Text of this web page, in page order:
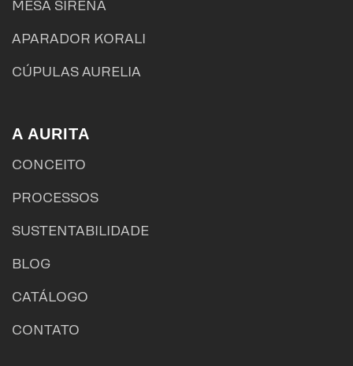
MESA SIRENA
APARADOR KORALI
CÚPULAS AURELIA
A AURITA
CONCEITO
PROCESSOS
SUSTENTABILIDADE
BLOG
CATÁLOGO
CONTATO